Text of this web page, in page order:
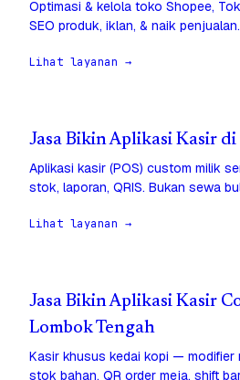
Optimasi & kelola toko Shopee,
SEO produk, iklan, & naik penjualan.
Lihat layanan →
Jasa Bikin Aplikasi Kasir
Aplikasi kasir (POS) custom milik
stok, laporan, QRIS. Bukan sewa
Lihat layanan →
Jasa Bikin Aplikasi Kasir
Lombok Tengah
Kasir khusus kedai kopi — modifier
stok bahan, QR order meja, shift